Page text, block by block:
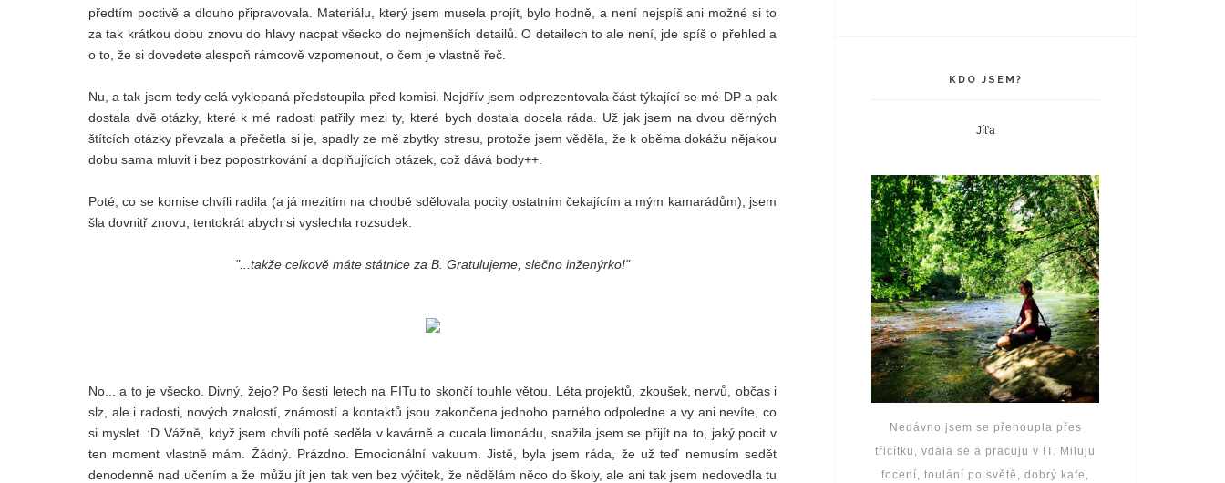
předtím poctivě a dlouho připravovala. Materiálu, který jsem musela projít, bylo hodně, a není nejspíš ani možné si to
za tak krátkou dobu znovu do hlavy nacpat všecko do nejmenších detailů. O detailech to ale není, jde spíš o přehled a
o to, že si dovedete alespoň rámcově vzpomenout, o čem je vlastně řeč.
Nu, a tak jsem tedy celá vyklepaná předstoupila před komisi. Nejdřív jsem odprezentovala část týkající se mé DP a pak
dostala dvě otázky, které k mé radosti patřily mezi ty, které bych dostala docela ráda. Už jak jsem na dvou děrných
štítcích otázky převzala a přečetla si je, spadly ze mě zbytky stresu, protože jsem věděla, že k oběma dokážu nějakou
dobu sama mluvit i bez popostrkování a doplňujících otázek, což dává body++.
Poté, co se komise chvíli radila (a já mezitím na chodbě sdělovala pocity ostatním čekajícím a mým kamarádům), jsem
šla dovnitř znovu, tentokrát abych si vyslechla rozsudek.
"...takže celkově máte státnice za B. Gratulujeme, slečno inženýrko!"
No... a to je všecko. Divný, žejo? Po šesti letech na FITu to skončí touhle větou. Léta projektů, zkoušek, nervů, občas i
slz, ale i radosti, nových znalostí, známostí a kontaktů jsou zakončena jednoho parného odpoledne a vy ani nevíte, co
si myslet. :D Vážně, když jsem chvíli poté seděla v kavárně a cucala limonádu, snažila jsem se přijít na to, jaký pocit v
ten moment vlastně mám. Žádný. Prázdno. Emocionální vakuum. Jistě, byla jsem ráda, že už teď nemusím sedět
denodenně nad učením a že můžu jít jen tak ven bez výčitek, že nědělám něco do školy, ale ani tak jsem nedovedla tu
KDO JSEM?
Jíťa
Nedávno jsem se přehoupla přes
třicítku, vdala se a pracuju v IT. Miluju
focení, toulání po světě, dobrý kafe,